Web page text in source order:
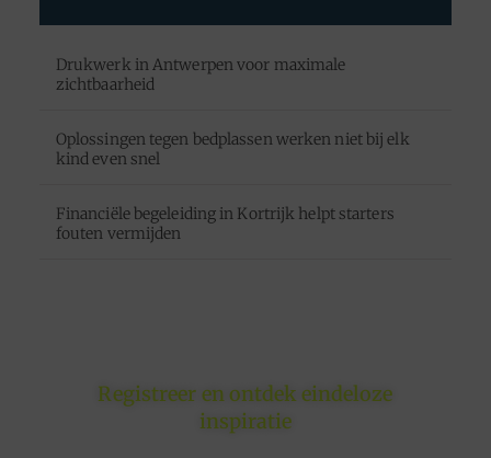
Drukwerk in Antwerpen voor maximale
zichtbaarheid
Oplossingen tegen bedplassen werken niet bij elk
kind even snel
Financiële begeleiding in Kortrijk helpt starters
fouten vermijden
Registreer en ontdek eindeloze
inspiratie